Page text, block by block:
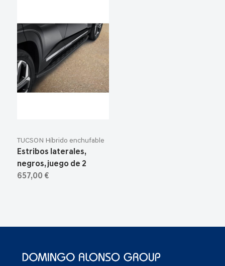
TUCSON Híbrido enchufable
Estribos laterales,
negros, juego de 2
657,00 €